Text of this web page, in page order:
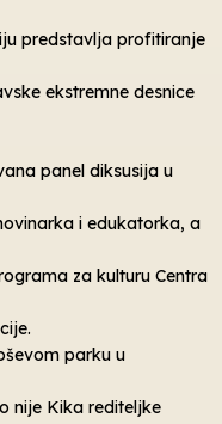
predstavlja profitiranje
ekstremne desnice
panel diksusija u
i edukatorka, a
za kulturu Centra
parku u
nije Kika rediteljke